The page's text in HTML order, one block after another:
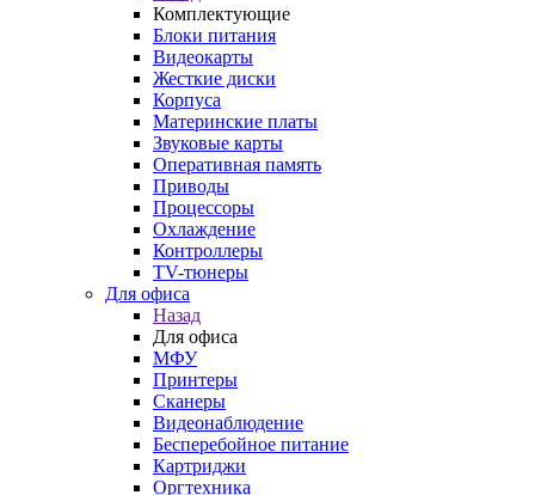
Комплектующие
Блоки питания
Видеокарты
Жесткие диски
Корпуса
Материнские платы
Звуковые карты
Оперативная память
Приводы
Процессоры
Охлаждение
Контроллеры
TV-тюнеры
Для офиса
Назад
Для офиса
МФУ
Принтеры
Сканеры
Видеонаблюдение
Бесперебойное питание
Картриджи
Оргтехника